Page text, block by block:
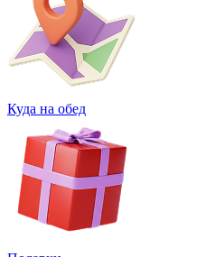
Куда на обед